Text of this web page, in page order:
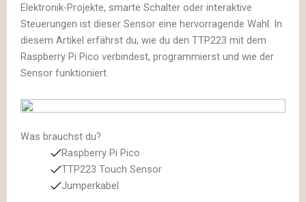
Elektronik-Projekte, smarte Schalter oder interaktive
Steuerungen ist dieser Sensor eine hervorragende Wahl. In
diesem Artikel erfährst du, wie du den TTP223 mit dem
Raspberry Pi Pico verbindest, programmierst und wie der
Sensor funktioniert.
Was brauchst du?
Raspberry Pi Pico
TTP223 Touch Sensor
Jumperkabel